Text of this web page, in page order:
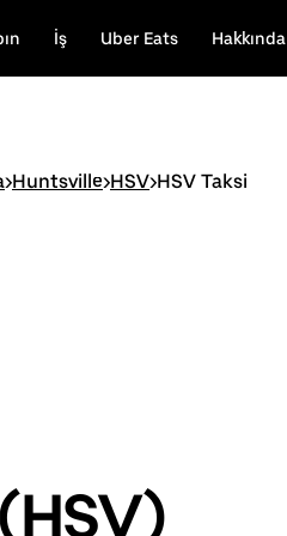
İş Uber Eats Hakkında
>Huntsville>HSV>HSV Taksi